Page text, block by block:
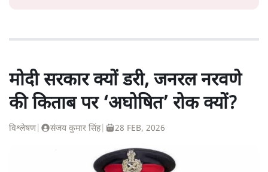
मोदी सरकार क्यों डरी, जनरल नरवणे
की किताब पर ‘अघोषित’ रोक क्यों?
विश्लेषण| संजय कुमार सिंह| 28 FEB, 2026